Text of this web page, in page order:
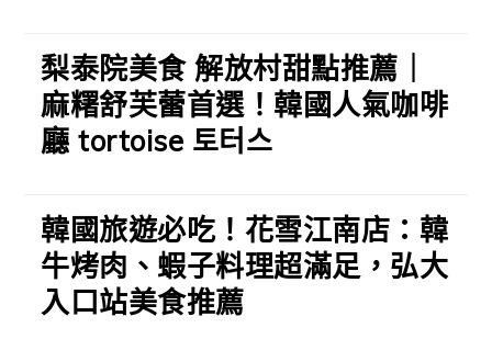
梨泰院美食 解放村甜點推薦｜
麻糬舒芙蕾首選！韓國人氣咖啡
廳 tortoise 토터스
韓國旅遊必吃！花雪江南店：韓
牛烤肉、蝦子料理超滿足，弘大
入口站美食推薦